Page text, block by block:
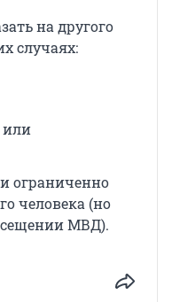
на другого
случаях:
или
ограниченно
человека (но
МВД).